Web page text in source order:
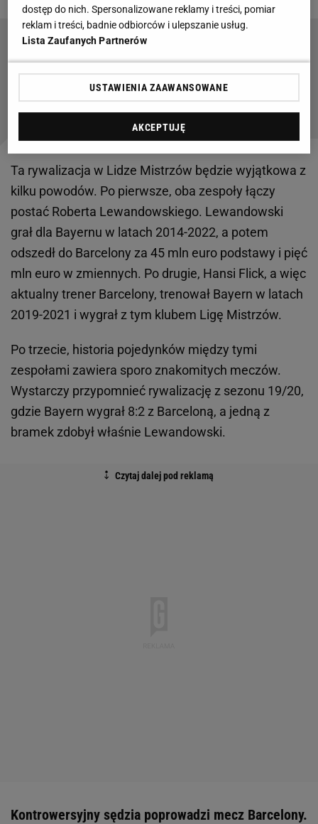
Czytaj także:
Ta rywalizacja w Lidze Mistrzów będzie wyjątkowa z
kilku powodów. Po pierwsze, oba zespoły łączy
postać Roberta Lewandowskiego. Lewandowski
grał dla Bayernu w latach 2014-2022, a potem
odszedł do Barcelony za 45 mln euro podstawy i pięć
mln euro w zmiennych. Po drugie, Hansi Flick, a więc
aktualny trener Barcelony, trenował Bayern w latach
2019-2021 i wygrał z tym klubem Ligę Mistrzów.
Po trzecie, historia pojedynków między tymi
zespołami zawiera sporo znakomitych meczów.
Wystarczy przypomnieć rywalizację z sezonu 19/20,
gdzie Bayern wygrał 8:2 z Barceloną, a jedną z
bramek zdobył właśnie Lewandowski.
Kontrowersyjny sędzia poprowadzi mecz Barcelony.
dostęp do nich. Spersonalizowane reklamy i treści, pomiar
reklam i treści, badnie odbiorców i ulepszanie usług.
Lista Zaufanych Partnerów
USTAWIENIA ZAAWANSOWANE
AKCEPTUJĘ